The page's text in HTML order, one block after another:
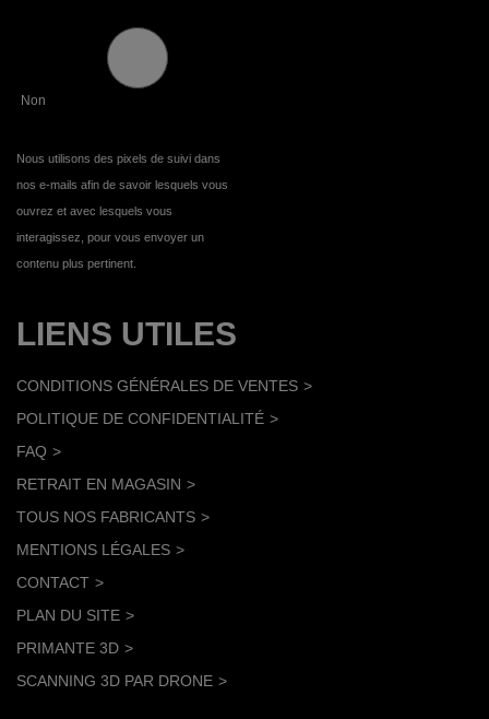
Non
Nous utilisons des pixels de suivi dans
nos e-mails afin de savoir lesquels vous
ouvrez et avec lesquels vous
interagissez, pour vous envoyer un
contenu plus pertinent.
LIENS UTILES
CONDITIONS GÉNÉRALES DE VENTES
POLITIQUE DE CONFIDENTIALITÉ
FAQ
RETRAIT EN MAGASIN
TOUS NOS FABRICANTS
MENTIONS LÉGALES
CONTACT
PLAN DU SITE
PRIMANTE 3D
SCANNING 3D PAR DRONE